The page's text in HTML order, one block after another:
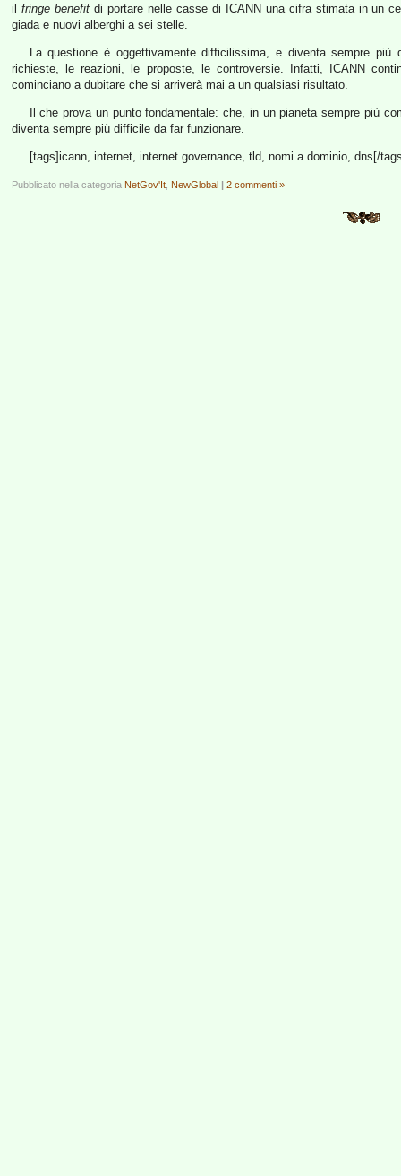
il fringe benefitdi portare nelle casse di ICANN una cifra stimata in un
giada e nuovi alberghi a sei stelle.
La questione è oggettivamente difficilissima, e diventa sempre
richieste, le reazioni, le proposte, le controversie. Infatti, ICANN
cominciano a dubitare che si arriverà mai a un qualsiasi risultato.
Il che prova un punto fondamentale: che, in un pianeta sempre più
diventa sempre più difficile da far funzionare.
[tags]icann, internet, internet governance, tld, nomi a dominio, dns[/
Pubblicato nella categoria NetGov'It NewGlobal | 2 commenti »